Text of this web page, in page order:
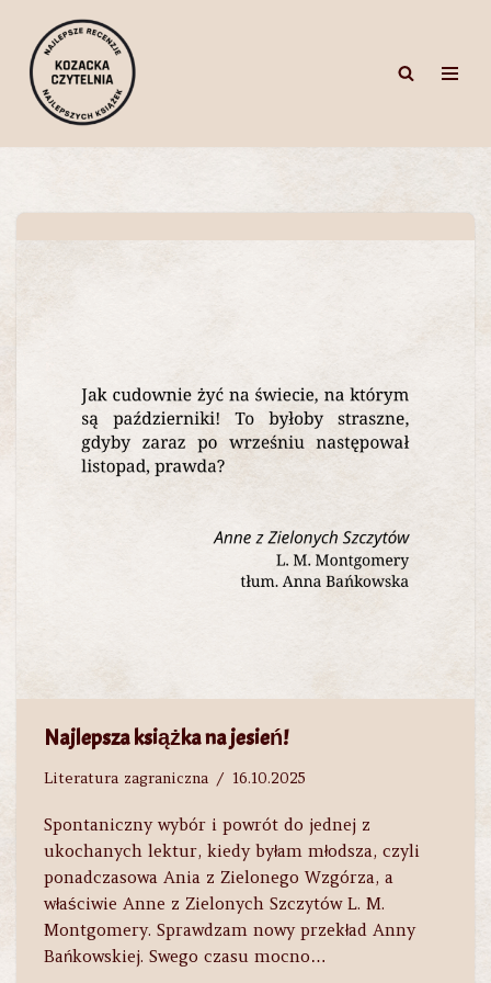
Przejdź
do
treści
Najlepsza książka na jesień!
Literatura zagraniczna 16.10.2025
Spontaniczny wybór i powrót do jednej z
ukochanych lektur, kiedy byłam młodsza, czyli
ponadczasowa Ania z Zielonego Wzgórza, a
właściwie Anne z Zielonych Szczytów L. M.
Montgomery. Sprawdzam nowy przekład Anny
Bańkowskiej. Swego czasu mocno…